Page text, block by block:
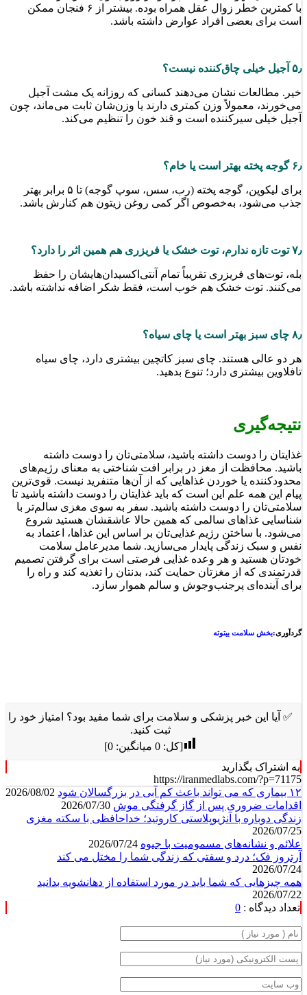
با کمترین خطر زوال عقل همراه بوده. بیشتر از ۶ فنجان ممکن
است برای بعضی افراد عوارض داشته باشد.
۵٫ آجیل خیلی چاق‌کننده نیست؟
خیر. مطالعات نشان می‌دهند کسانی که روزانه یک مشت آجیل
می‌خورند، معمولاً وزن کمتری دارند یا وزن‌شان ثابت می‌ماند، چون
آجیل خیلی سیرکننده است و قند خون را تنظیم می‌کند.
۶٫ گوجه پخته بهتر است یا خام؟
برای لیکوپن، گوجه پخته (رب، سس، سوپ گوجه) تا ۵ برابر بهتر
جذب می‌شود، به‌خصوص اگر کمی روغن زیتون هم کنارش باشد.
۷٫ توت تازه ندارم، توت خشک یا فریزری هم همین اثر را دارد؟
بله، توت‌های فریزری تقریباً تمام آنتی‌اکسیدان‌هایشان را حفظ
می‌کنند. توت خشک هم خوب است، فقط شکر اضافه نداشته باشد.
۸٫ چای سبز بهتر است یا چای سیاه؟
هر دو عالی هستند. چای سبز کاتچین بیشتری دارد، چای سیاه
تافلاوین بیشتری دارد؛ تنوع بدهید.
نتیجه‌گیری
غذایتان را دوست داشته باشید، سلامتی‌تان را دوست داشته
باشید. محافظت از مغز در برابر افت شناختی به معنای رژیم‌های
محدودکننده یا خوردن غذاهایی که از آن‌ها متنفرید نیست. قوی‌ترین
پیام این همه علم این است که باید غذایتان را دوست داشته باشید تا
سلامتی‌تان را دوست داشته باشید. سفر به سوی مغزی سالم‌تر با
شناسایی غذاهای سالمی که همین حالا عاشقشان هستید شروع
می‌شود. با ساختن رژیم غذایی‌تان بر اساس این غذاها، اعتماد به
نفس و سبک زندگی پایدار می‌سازید. شما مدیرعامل سلامت
خودتان هستید و هر وعده غذایی فرصتی است برای گرفتن تصمیم
قدرتمندی که از مغزتان حمایت کند، بدنتان را تغذیه کند و راه را
برای آینده‌ای پرجنب‌وجوش و سالم هموار سازد.
گردآوری:بخش سلامت بیتوته
✅ آیا این خبر پزشکی و سلامت برای شما مفید بود؟ امتیاز خود را
ثبت کنید.
[کل:0 میانگین:0
]
به اشتراک بگذارید
https://iranmedlabs.com/?p=71175
۱۲ بیماری که می تواند باعث کم آبی در بزرگسالان شود
اقدامات ضروری پس از گاز گرفتگی موش
زندگی دوباره با آنژیوپلاستی کاروتید؛ خداحافظی با سکته مغزی
2026/07/25
علائم و نشانه‌های مسمومیت با جیوه
آرتروز فک؛ درد و سفتی که زندگی شما را مختل می کند
2026/07/24
همه چیزهایی که شما باید در مورد استفاده از دهانشویه بدانید
2026/07/22
تعداد دیدگاه : 0